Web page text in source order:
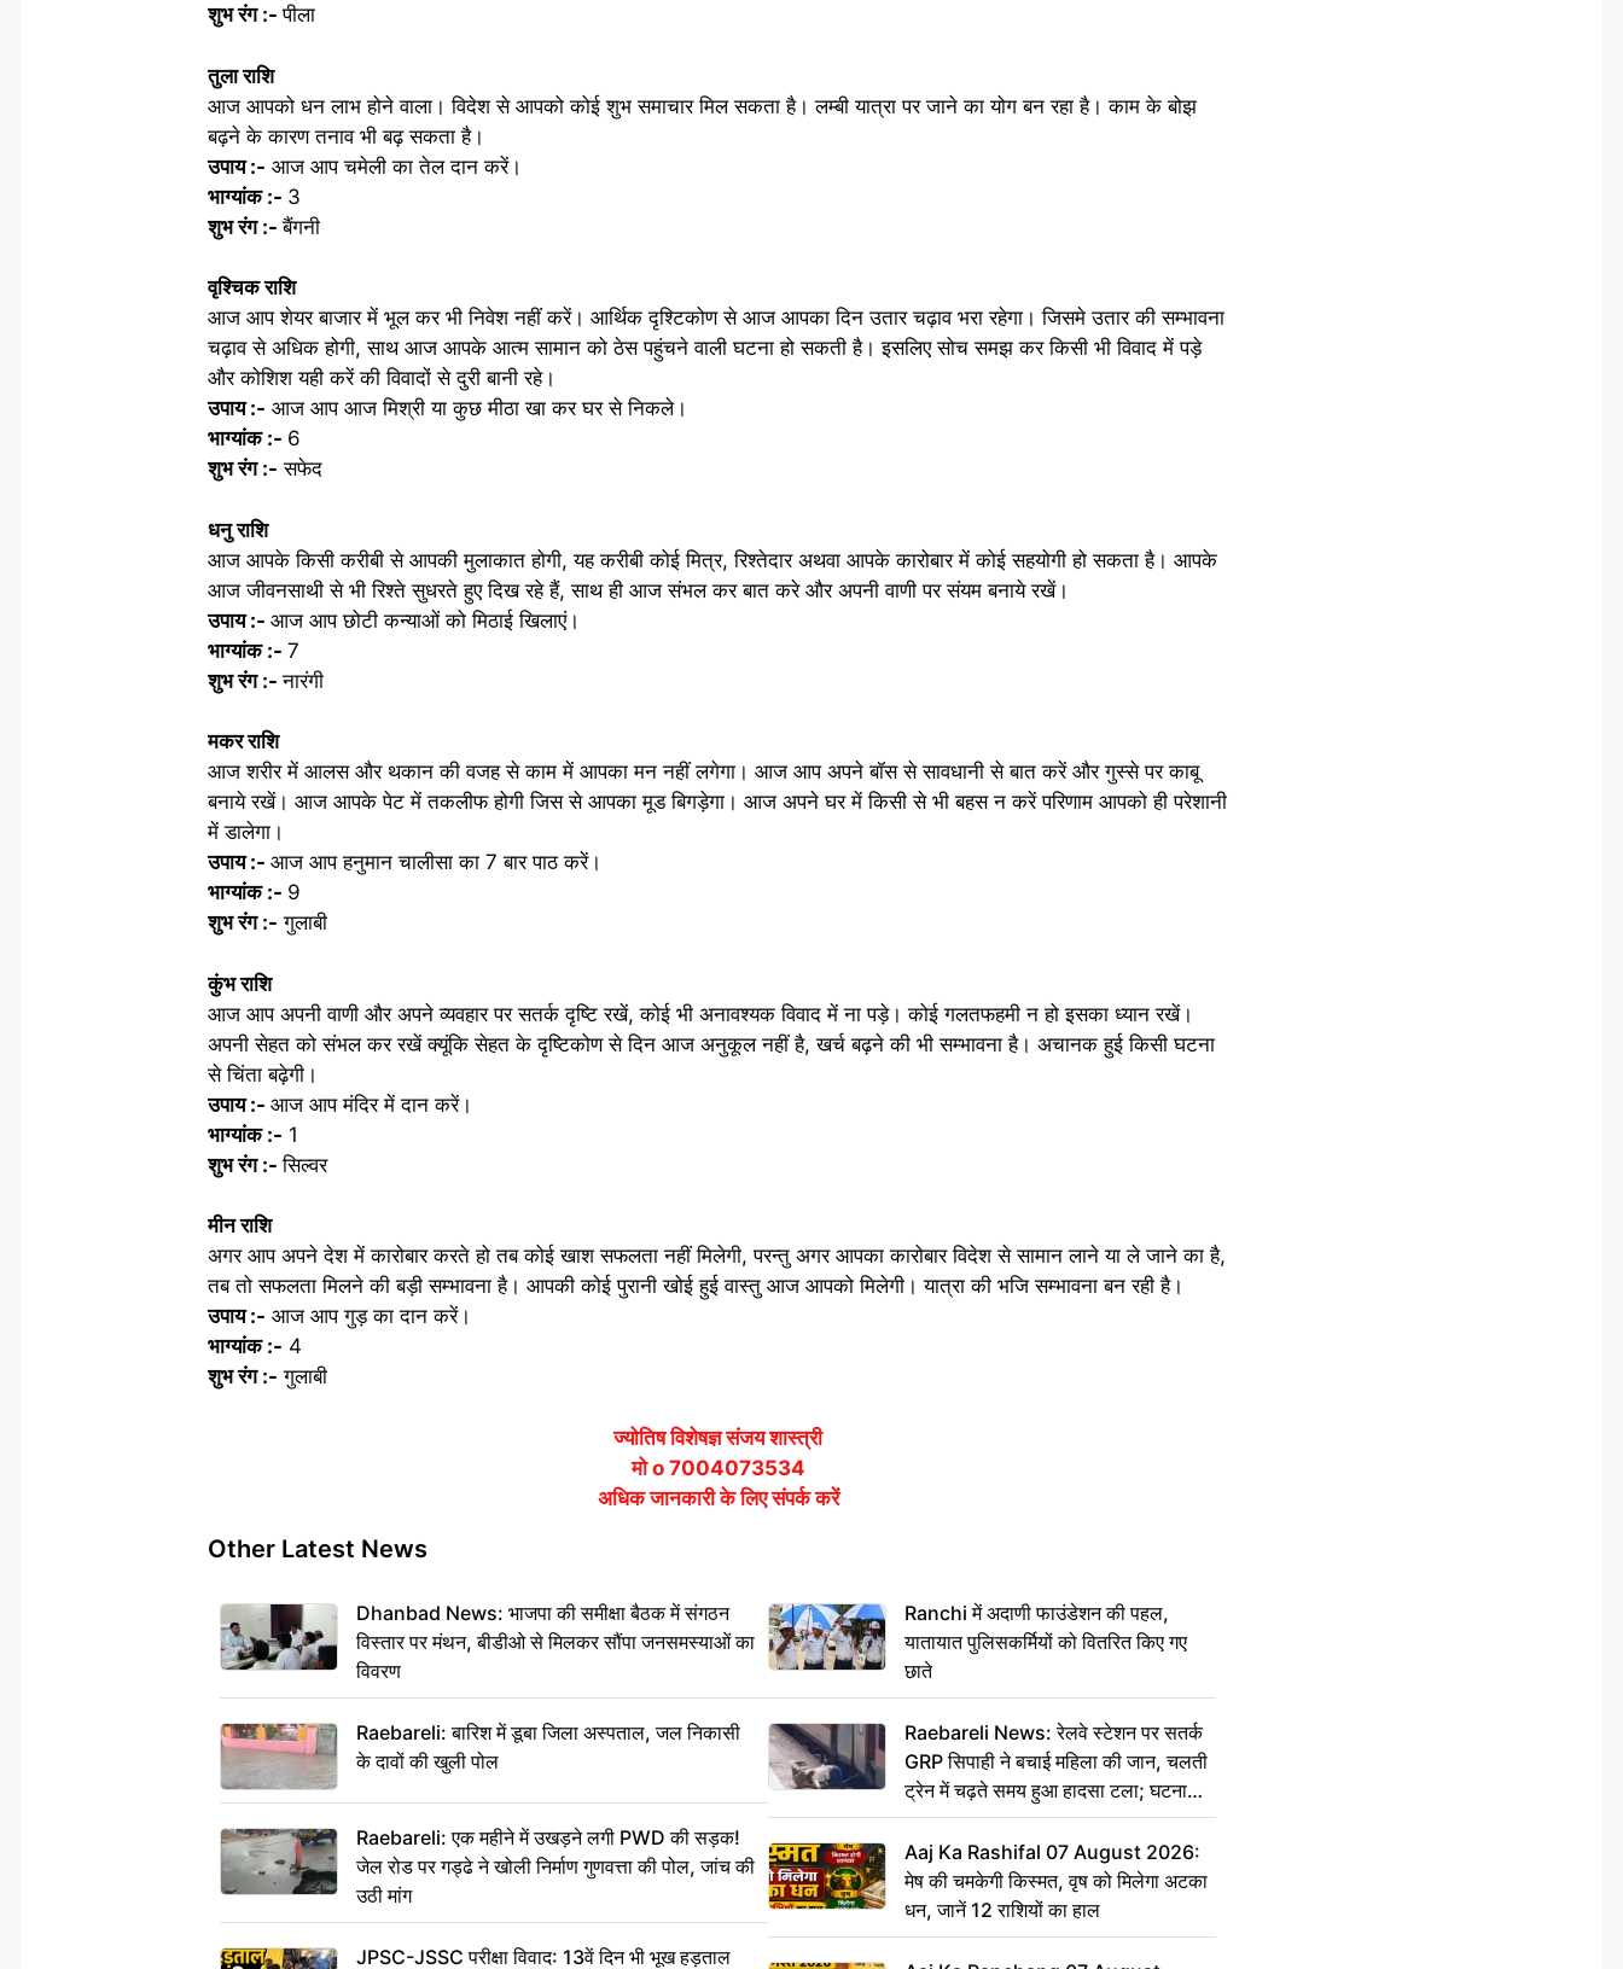
शुभ रंग :-पीला
तुला राशि
आज आपको धन लाभ होने वाला। विदेश से आपको कोई शुभ समाचार मिल सकता है। लम्बी यात्रा पर जाने का योग बन रहा है। काम के बोझ
बढ़ने के कारण तनाव भी बढ़ सकता है।
उपाय :- आज आप चमेली का तेल दान करें।
भाग्यांक :- 3
शुभ रंग :-बैंगनी
वृश्चिक राशि
आज आप शेयर बाजार में भूल कर भी निवेश नहीं करें। आर्थिक दृश्टिकोण से आज आपका दिन उतार चढ़ाव भरा रहेगा। जिसमे उतार की सम्भावना
चढ़ाव से अधिक होगी, साथ आज आपके आत्म सामान को ठेस पहुंचने वाली घटना हो सकती है। इसलिए सोच समझ कर किसी भी विवाद में पड़े
और कोशिश यही करें की विवादों से दुरी बानी रहे।
उपाय :- आज आप आज मिश्री या कुछ मीठा खा कर घर से निकले।
भाग्यांक :- 6
शुभ रंग :- सफेद
धनु राशि
आज आपके किसी करीबी से आपकी मुलाकात होगी, यह करीबी कोई मित्र, रिश्तेदार अथवा आपके कारोबार में कोई सहयोगी हो सकता है। आपके
आज जीवनसाथी से भी रिश्ते सुधरते हुए दिख रहे हैं, साथ ही आज संभल कर बात करे और अपनी वाणी पर संयम बनाये रखें।
उपाय :- आज आप छोटी कन्याओं को मिठाई खिलाएं।
भाग्यांक :- 7
शुभ रंग :-नारंगी
मकर राशि
आज शरीर में आलस और थकान की वजह से काम में आपका मन नहीं लगेगा। आज आप अपने बॉस से सावधानी से बात करें और गुस्से पर काबू
बनाये रखें। आज आपके पेट में तकलीफ होगी जिस से आपका मूड बिगड़ेगा। आज अपने घर में किसी से भी बहस न करें परिणाम आपको ही परेशानी
में डालेगा।
उपाय :- आज आप हनुमान चालीसा का 7 बार पाठ करें।
भाग्यांक :- 9
शुभ रंग :- गुलाबी
कुंभ राशि
आज आप अपनी वाणी और अपने व्यवहार पर सतर्क दृष्टि रखें, कोई भी अनावश्यक विवाद में ना पड़े। कोई गलतफहमी न हो इसका ध्यान रखें।
अपनी सेहत को संभल कर रखें क्यूंकि सेहत के दृष्टिकोण से दिन आज अनुकूल नहीं है, खर्च बढ़ने की भी सम्भावना है। अचानक हुई किसी घटना
से चिंता बढ़ेगी।
उपाय :- आज आप मंदिर में दान करें।
भाग्यांक :- 1
शुभ रंग :-सिल्वर
मीन राशि
अगर आप अपने देश में कारोबार करते हो तब कोई खाश सफलता नहीं मिलेगी, परन्तु अगर आपका कारोबार विदेश से सामान लाने या ले जाने का है,
तब तो सफलता मिलने की बड़ी सम्भावना है। आपकी कोई पुरानी खोई हुई वास्तु आज आपको मिलेगी। यात्रा की भजि सम्भावना बन रही है।
उपाय :- आज आप गुड़ का दान करें।
भाग्यांक :- 4
शुभ रंग :- गुलाबी
ज्योतिष विशेषज्ञ संजय शास्त्री
मो o 7004073534
अधिक जानकारी के लिए संपर्क करें
Other Latest News
Dhanbad News: भाजपा की समीक्षा बैठक में संगठन
विस्तार पर मंथन, बीडीओ से मिलकर सौंपा जनसमस्याओं का
विवरण
Raebareli: बारिश में डूबा जिला अस्पताल, जल निकासी
के दावों की खुली पोल
Raebareli: एक महीने में उखड़ने लगी PWD की सड़क!
जेल रोड पर गड्ढे ने खोली निर्माण गुणवत्ता की पोल, जांच की
उठी मांग
JPSC-JSSC परीक्षा विवाद: 13वें दिन भी भूख हड़ताल
Ranchi में अदाणी फाउंडेशन की पहल,
यातायात पुलिसकर्मियों को वितरित किए गए
छाते
Raebareli News: रेलवे स्टेशन पर सतर्क
GRP सिपाही ने बचाई महिला की जान, चलती
ट्रेन में चढ़ते समय हुआ हादसा टला; घटना
CCTV में कैद
Aaj Ka Rashifal 07 August 2026:
मेष की चमकेगी किस्मत, वृष को मिलेगा अटका
धन, जानें 12 राशियों का हाल